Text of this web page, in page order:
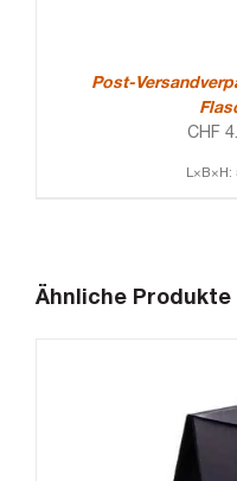
Post-
CHF
L×B×H:
Ähnliche Produkte